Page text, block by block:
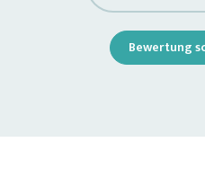
Bewertung